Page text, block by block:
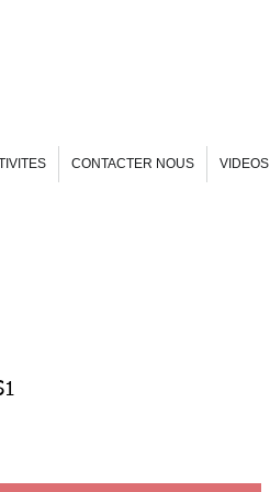
CONTACTER NOUS VIDEOS